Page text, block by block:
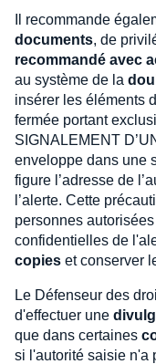
Il recommande
documents, de
recommandé avec
au système de la
insérer les éléments
fermée portant
SIGNALEMENT
enveloppe dans une
figure l’adresse de
l’alerte. Cette
personnes
confidentielles de
copies et conserver
Le Défenseur des
d'effectuer une
que dans certaines
si l'autorité saisie n'a